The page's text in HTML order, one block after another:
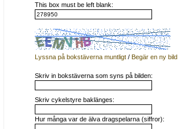
This box must be left blank:
Lyssna på bokstäverna muntligt /Begär en ny bild
Skriv in bokstäverna som syns på bilden:
Skriv cykelstyre baklänges:
Hur många var de älva dragspelarna (siffror):